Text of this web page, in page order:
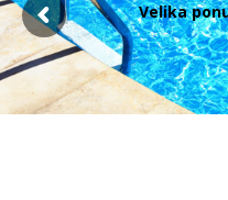
Velika